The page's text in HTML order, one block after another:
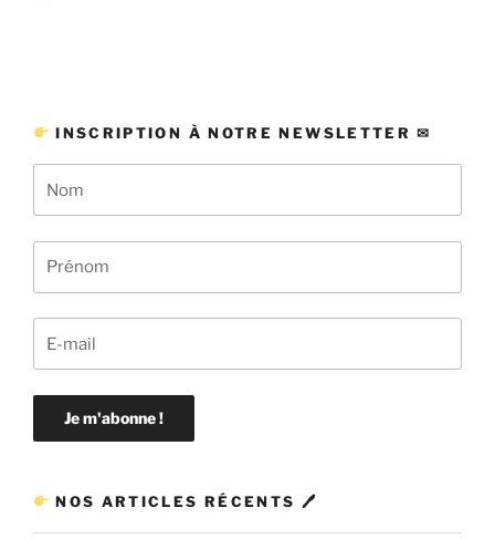
INSCRIPTION À NOTRE NEWSLETTER ✉
NOS ARTICLES RÉCENTS 🖊